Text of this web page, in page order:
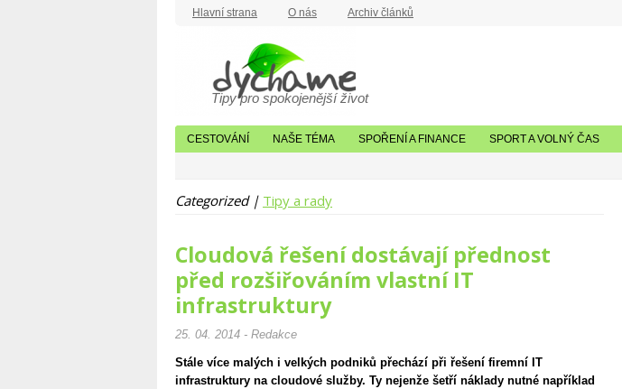
Hlavní strana O nás Archiv článků
Tipy pro spokojenější život
CESTOVÁNÍ NAŠE TÉMA SPOŘENÍ A FINANCE SPORT A VOLNÝ ČAS
Categorized | Tipy a rady
Cloudová řešení dostávají přednost
před rozšiřováním vlastní IT
infrastruktury
25. 04. 2014 - Redakce
Stále více malých i velkých podniků přechází při řešení firemní IT
infrastruktury na cloudové služby. Ty nejenže šetří náklady nutné například